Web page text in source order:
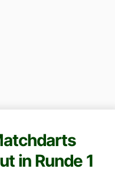
in Runde 1